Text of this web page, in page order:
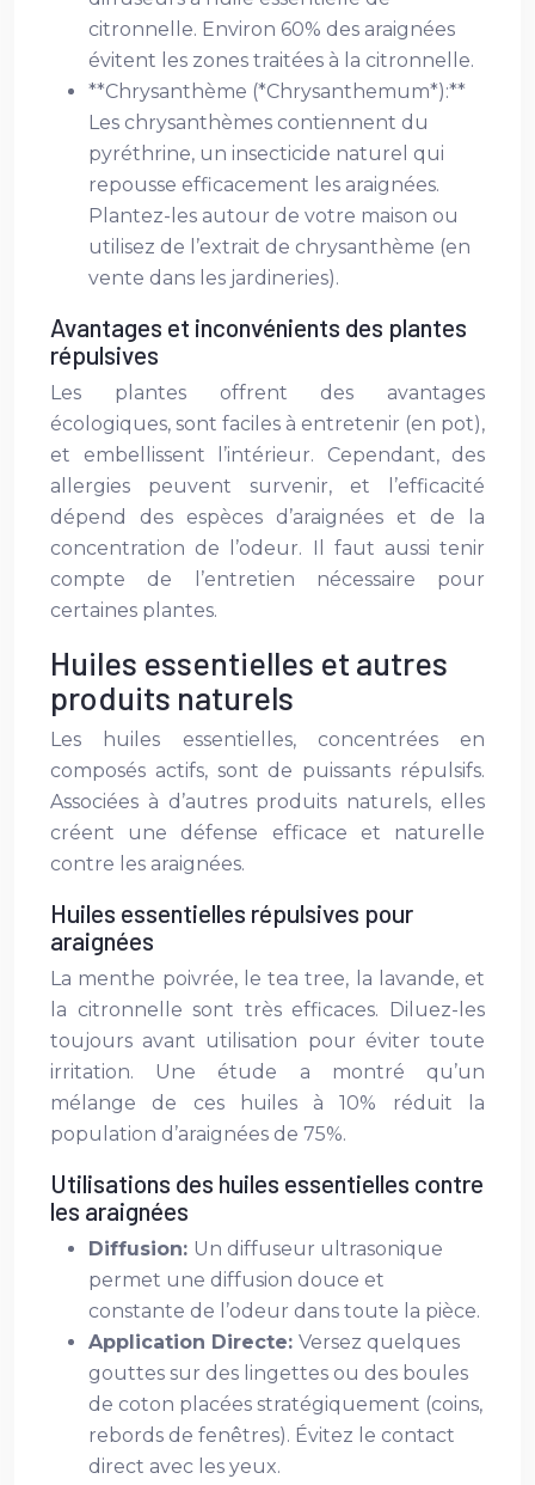
citronnelle. Environ 60% des araignées
évitent les zones traitées à la citronnelle.
**Chrysanthème (*Chrysanthemum*):**
Les chrysanthèmes contiennent du
pyréthrine, un insecticide naturel qui
repousse efficacement les araignées.
Plantez-les autour de votre maison ou
utilisez de l’extrait de chrysanthème (en
vente dans les jardineries).
Avantages et inconvénients des plantes
répulsives
Les plantes offrent des avantages
écologiques, sont faciles à entretenir (en pot),
et embellissent l’intérieur. Cependant, des
allergies peuvent survenir, et l’efficacité
dépend des espèces d’araignées et de la
concentration de l’odeur. Il faut aussi tenir
compte de l’entretien nécessaire pour
certaines plantes.
Huiles essentielles et autres
produits naturels
Les huiles essentielles, concentrées en
composés actifs, sont de puissants répulsifs.
Associées à d’autres produits naturels, elles
créent une défense efficace et naturelle
contre les araignées.
Huiles essentielles répulsives pour
araignées
La menthe poivrée, le tea tree, la lavande, et
la citronnelle sont très efficaces. Diluez-les
toujours avant utilisation pour éviter toute
irritation. Une étude a montré qu’un
mélange de ces huiles à 10% réduit la
population d’araignées de 75%.
Utilisations des huiles essentielles contre
les araignées
Diffusion: Un diffuseur ultrasonique
permet une diffusion douce et
constante de l’odeur dans toute la pièce.
Application Directe: Versez quelques
gouttes sur des lingettes ou des boules
de coton placées stratégiquement (coins,
rebords de fenêtres). Évitez le contact
direct avec les yeux.